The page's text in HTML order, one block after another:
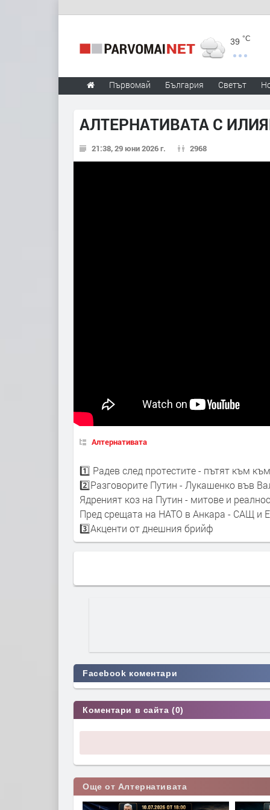
39 °C
Първомай България Светът
АЛТЕРНАТИВАТА С
21:38, 29 юни 2026 г. 2968
Алтернативата
1️⃣ Радев след протестите - пътят към
2️⃣Разговорите Путин - Лукашенко във
Ядреният коз на Путин - митове и
Пред срещата на НАТО в Анкара - САЩ и
3️⃣Акценти от днешния брийф
Facebook коментари
Коментари в сайта (0)
Още от Алтернативата